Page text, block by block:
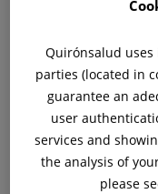
Tratamiento
Tratamiento con
Cirugía oral:
Quirónsalud
parties (located in
guarantee an
user
services and
the analysis of
please